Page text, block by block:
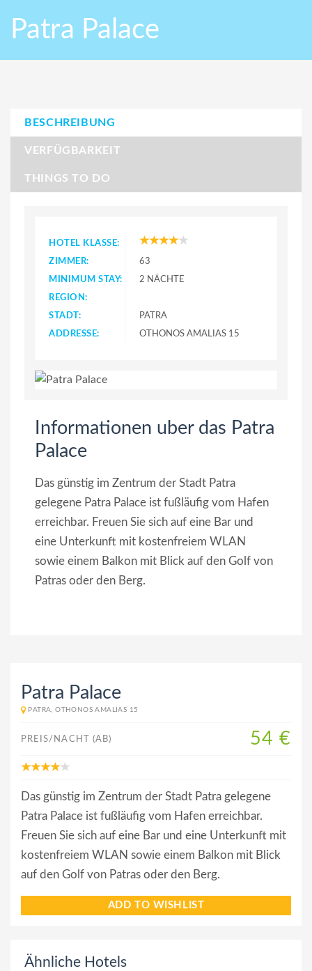
Patra Palace
BESCHREIBUNG
VERFÜGBARKEIT
THINGS TO DO
HOTEL KLASSE:
ZIMMER:
63
MINIMUM STAY:
2 NÄCHTE
REGION:
STADT:
PATRA
ADDRESSE:
OTHONOS AMALIAS 15
Informationen uber das Patra
Palace
Das günstig im Zentrum der Stadt Patra
gelegene Patra Palace ist fußläufig vom Hafen
erreichbar. Freuen Sie sich auf eine Bar und
eine Unterkunft mit kostenfreiem WLAN
sowie einem Balkon mit Blick auf den Golf von
Patras oder den Berg.
Patra Palace
PATRA, OTHONOS AMALIAS 15
PREIS/NACHT (AB) 54 €
Das günstig im Zentrum der Stadt Patra gelegene
Patra Palace ist fußläufig vom Hafen erreichbar.
Freuen Sie sich auf eine Bar und eine Unterkunft mit
kostenfreiem WLAN sowie einem Balkon mit Blick
auf den Golf von Patras oder den Berg.
ADD TO WISHLIST
Ähnliche Hotels